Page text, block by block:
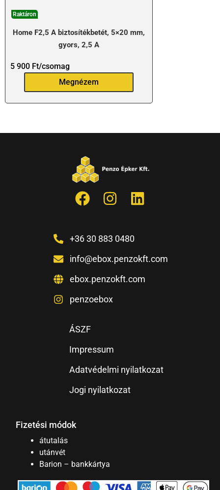
Raktáron
Home F2,5 A biztosítékbetét, 5×20 mm,
gyors, 2,5 A
5 900 Ft/csomag
Megnézem
+36 30 883 0480
info@ebox.penzokft.com
ebox.penzokft.com
penzoebox
ÁSZF
Impressum
Adatvédelmi nyilatkozat
Jogi nyilatkozat
Fizetési módok
átutalás
utánvét
Barion – bankkártya